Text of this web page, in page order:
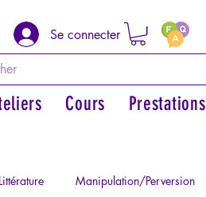
Se connecter
Cours Prestations
Littérature Manipulation/Perversion